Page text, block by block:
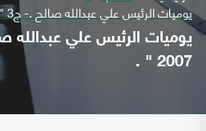
يوميات الرئيس علي عبدالله صالح .- ج3 " 1999 - 2007 " .
2007 " .